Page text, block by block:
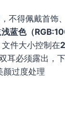
不得佩戴首饰
浅蓝色（
文件大小控制在
双耳必须露出，
颜过度处理